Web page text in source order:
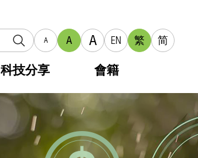
A A A EN 繁 简
科技分享 會籍